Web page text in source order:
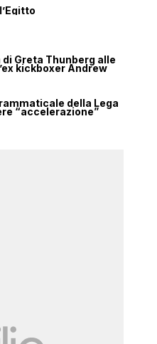
Greta Thunberg alle
kickboxer Andrew
della Lega
“accelerazione”